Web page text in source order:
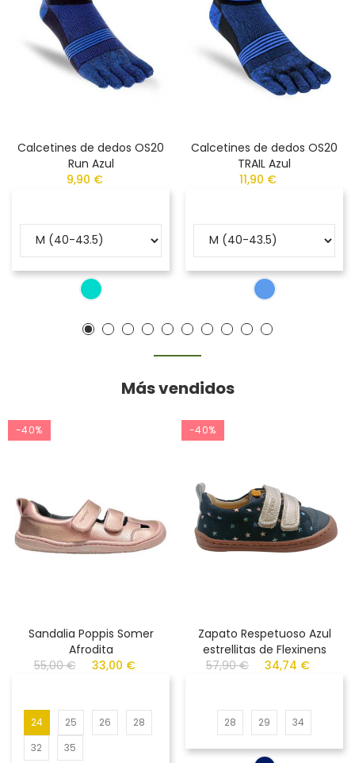
Calcetines de dedos OS20
Run Azul
9,90 €
Calcetines de dedos OS20
TRAIL Azul
11,90 €
Más vendidos
-40%
Sandalia Poppis Somer
Afrodita
55,00 €
33,00 €
24 25 26
28
32
35
-40%
Zapato Respetuoso Azul
estrellitas de Flexinens
57,90 €
34,74 €
28 29 34